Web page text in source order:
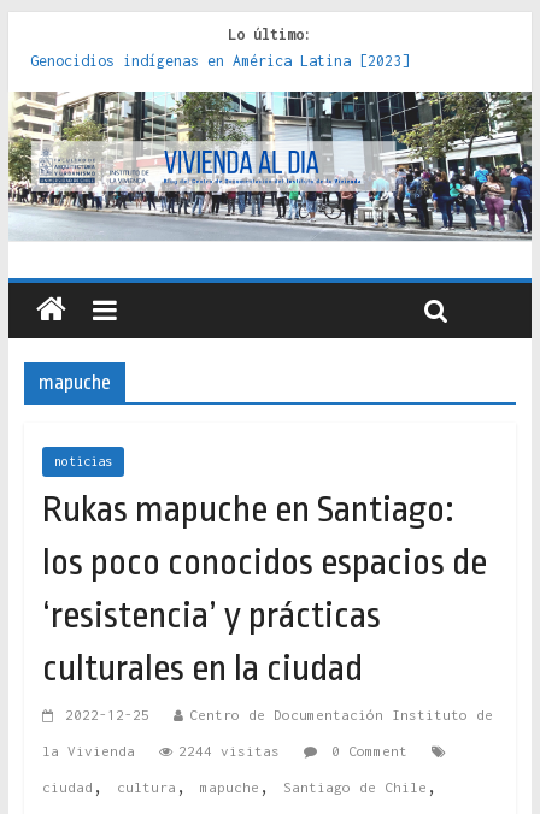
Lo último:
Genocidios indígenas en América Latina [2023]
Estudios sobre la espacialización de los Estados :
políticas, prácticas y representaciones [2022]
Donde el pedernal choca con el acero : hacia una teoría
crítica de las fronteras latinoamericanas [2020]
Criterios técnicos para una vivienda adecuada [2019]
Red de consultorios de la Caja del Seguro Obrero en
Santiago : un patrimonio emblemático [2014]
mapuche
noticias
Rukas mapuche en Santiago:
los poco conocidos espacios de
‘resistencia’ y prácticas
culturales en la ciudad
2022-12-25 Centro de Documentación Instituto de
la Vivienda 2244 visitas 0 Comment
ciudad , cultura , mapuche , Santiago de Chile ,